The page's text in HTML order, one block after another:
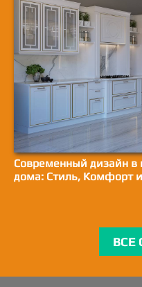
Современный дизайн в
дома: Стиль, Комфорт
ВСЕ